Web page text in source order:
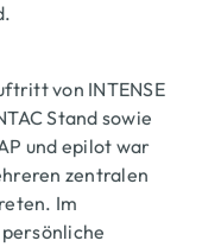
von INTENSE
Stand sowie
und epilot war
zentralen
Im